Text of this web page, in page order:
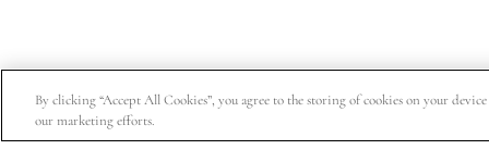
Abonnez-vous pour obtenir 15 % de rabais sur votre
By clicking “Accept All Cookies”, you agree to the storing of cookies on your
our marketing efforts.